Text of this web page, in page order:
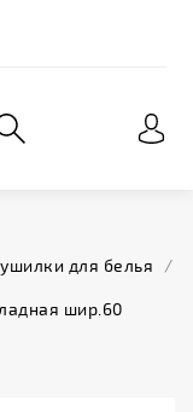
для белья /
шир.60